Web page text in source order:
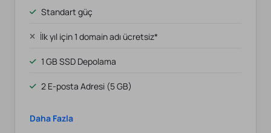
Standart güç
İlk yıl için 1 domain adı ücretsiz*
1 GB SSD Depolama
2 E-posta Adresi (5 GB)
Daha Fazla